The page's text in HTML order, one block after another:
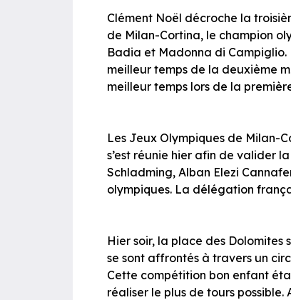
Clément Noël décroche la
de Milan-Cortina, le champion
Badia et Madonna di Campiglio.
meilleur temps de la deuxième
meilleur temps lors de la
Les Jeux Olympiques de Milan-
s’est réunie hier afin de valider
Schladming, Alban Elezi
olympiques. La délégation
Hier soir, la place des
se sont affrontés à travers un
Cette compétition bon enfant
réaliser le plus de tours